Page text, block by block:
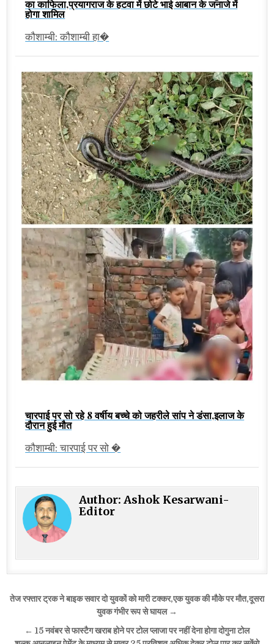
का काफिला,प्रयागराज के हटवा में छोटे भाई आबान के जनाजे में
होगा शामिल
कौशाम्बी: कौशाम्बी हा�
चारपाई पर सो रहे 8 वर्षीय बच्चे को जहरीले सांप ने डंसा,इलाज के
दौरान हुई मौत
कौशाम्बी: चारपाई पर सो �
Author:Ashok Kesarwani-
Editor
Post
तेज रफ्तार ट्रक ने बाइक सवार दो युवकों को मारी टक्कर,एक युवक की मौके पर मौत,दूसरा
युवक गंभीर रूप से घायल →
← 15 नवंबर से फास्टैग खराब होने पर टोल प्लाजा पर नहीं देना होगा दोगुना टोल